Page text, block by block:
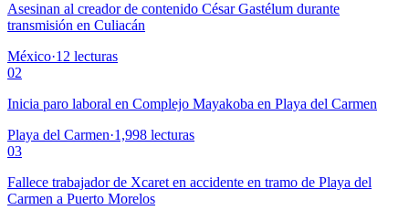
Asesinan al creador de contenido César Gastélum durante
transmisión en Culiacán
México·12 lecturas
02
Inicia paro laboral en Complejo Mayakoba en Playa del Carmen
Playa del Carmen·1,998 lecturas
03
Fallece trabajador de Xcaret en accidente en tramo de Playa del
Carmen a Puerto Morelos